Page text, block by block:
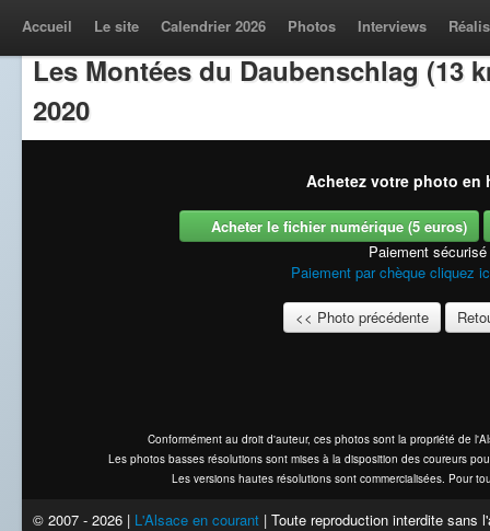
Accueil Le site Calendrier 2026 Photos Interviews
Les Montées du Daubenschlag (13
2020
Achetez votre photo en
Acheter le fichier numérique (5 euros)
Paiement
Paiement par chèque cliquez
<< Photo précédente
Conformément au droit d'auteur, ces photos sont la propriété de
Les photos basses résolutions sont mises à la disposition des coureurs
Les versions hautes résolutions sont commercialisées. Pour
© 2007 - 2026 | L'Alsace en courant | Toute reproduction interdite sans